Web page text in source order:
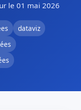
le 01 mai 2026
dataviz